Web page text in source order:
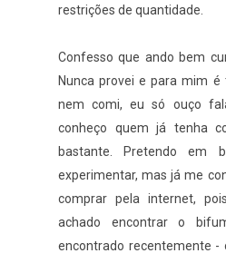
restrições de quantidade.
Confesso que ando bem
Nunca provei e para mim é
nem comi, eu só ouço
conheço quem já tenha
bastante. Pretendo em
experimentar, mas já me
comprar pela internet,
achado encontrar o
encontrado recentemente -